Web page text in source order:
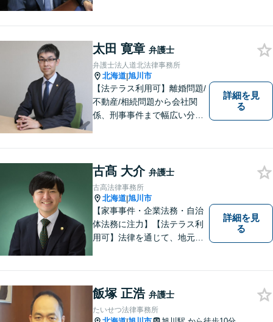
太田 寛章 弁護士
弁護士法人道北法律事務所
北海道|旭川市
【法テラス利用可】離婚問題/
不動産/相続問題から会社関
係、刑事事件まで幅広い分野
とを目指しております。お困
りの際は、お気軽にご相談く
ださい。
詳細を見
る
古髙 大介 弁護士
古高法律事務所
北海道|旭川市
【家事事件・企業法務・自治
体法務に注力】【法テラス利
用可】法律を通じて、地元の
る「信頼できる弁護士」を目
指しています。【夜間や休日
相談も対応可能】【旭川市の
詳細を見
る
飯塚 正浩 弁護士
たいせつ法律事務所